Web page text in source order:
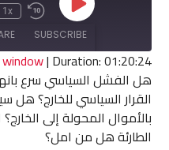
Play
Episode
10
1x
SUBSCRIBE
RSS FEED
SHARE
LINK
| Duration: 01:20:24
هل الفشل السياسي سرع
القرار السياسي للخارج؟ هل
بالأموال المحولة إلى
الطارئة هل من امل؟